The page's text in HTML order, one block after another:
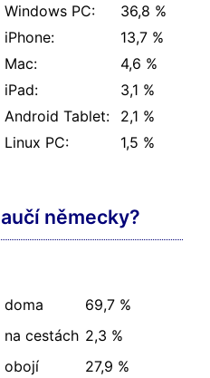
Windows PC:
36,8 %
iPhone:
13,7 %
Mac:
4,6 %
iPad:
3,1 %
Android Tablet:
2,1 %
Linux PC:
1,5 %
německy?
doma
69,7 %
na cestách 2,3 %
obojí
27,9 %